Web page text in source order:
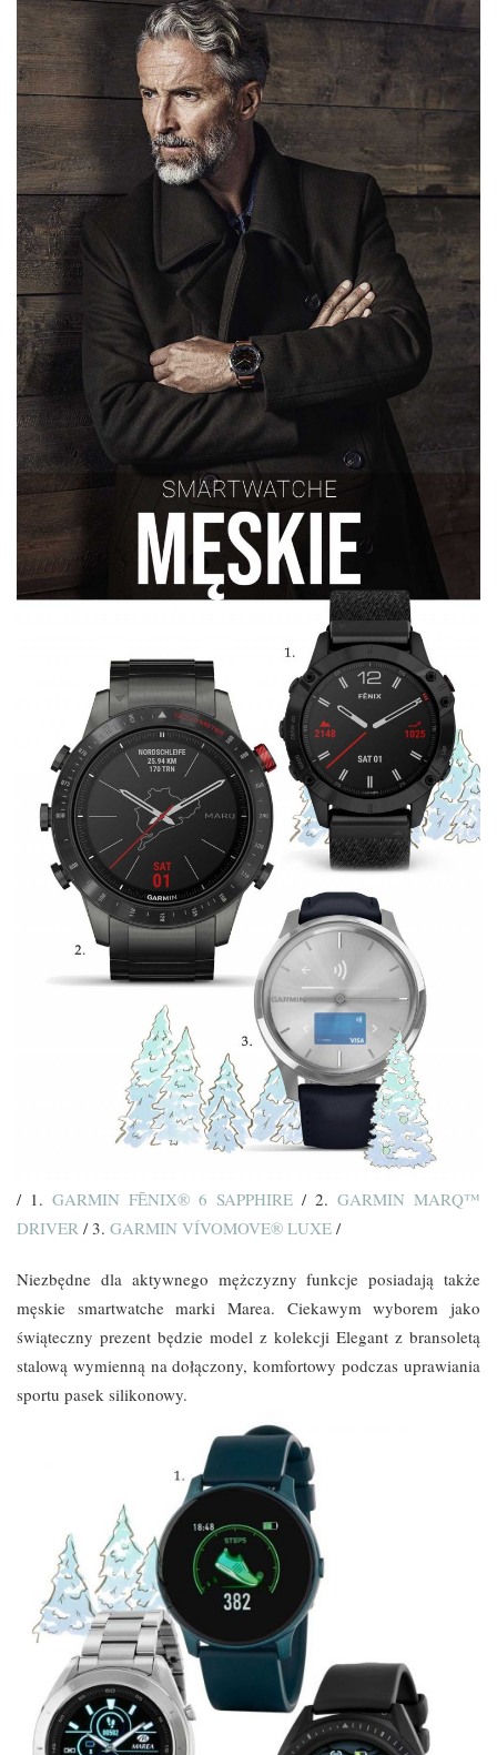
/ 1. GARMIN FĒNIX® 6 SAPPHIRE / 2. GARMIN MARQ™
DRIVER / 3. GARMIN VÍVOMOVE® LUXE /
Niezbędne dla aktywnego mężczyzny funkcje posiadają także
męskie smartwatche marki Marea. Ciekawym wyborem jako
świąteczny prezent będzie model z kolekcji Elegant z bransoletą
stalową wymienną na dołączony, komfortowy podczas uprawiania
sportu pasek silikonowy.